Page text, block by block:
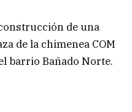
de una
de la chimenea COM
barrio Bañado Norte.